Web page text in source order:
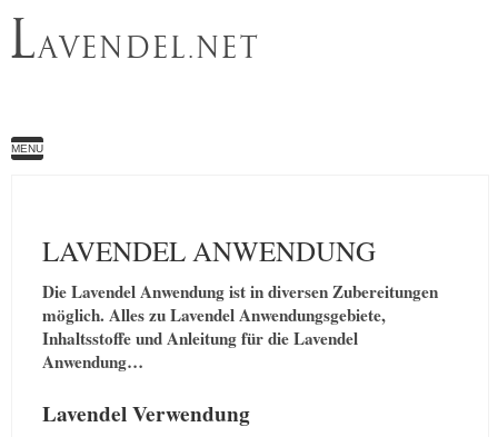
LAVENDEL.NET
MENU
LAVENDEL ANWENDUNG
Die Lavendel Anwendung ist in diversen Zubereitungen
möglich. Alles zu Lavendel Anwendungsgebiete,
Inhaltsstoffe und Anleitung für die Lavendel
Anwendung…
Lavendel Verwendung